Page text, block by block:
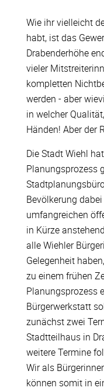
Wie ihr vielleicht
habt, ist das
Drabenderhöhe
vieler
kompletten
werden - aber
in welcher
Händen! Aber der
Die Stadt Wiehl
Planungsprozess
Bevölkerung
umfangreichen
in Kürze
alle Wiehler
Gelegenheit
zu einem frühen
Planungsprozess
Bürgerwerkstatt
zunächst zwei
Stadtteilhaus in
weitere Termine
Wir als
können somit in